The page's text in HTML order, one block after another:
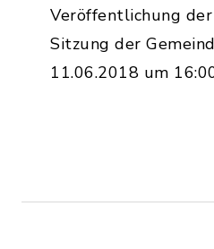
Veröffentlichung
Sitzung der
11.06.2018 um